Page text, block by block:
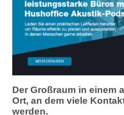
Der Großraum in einem
Ort, an dem viele
werden.